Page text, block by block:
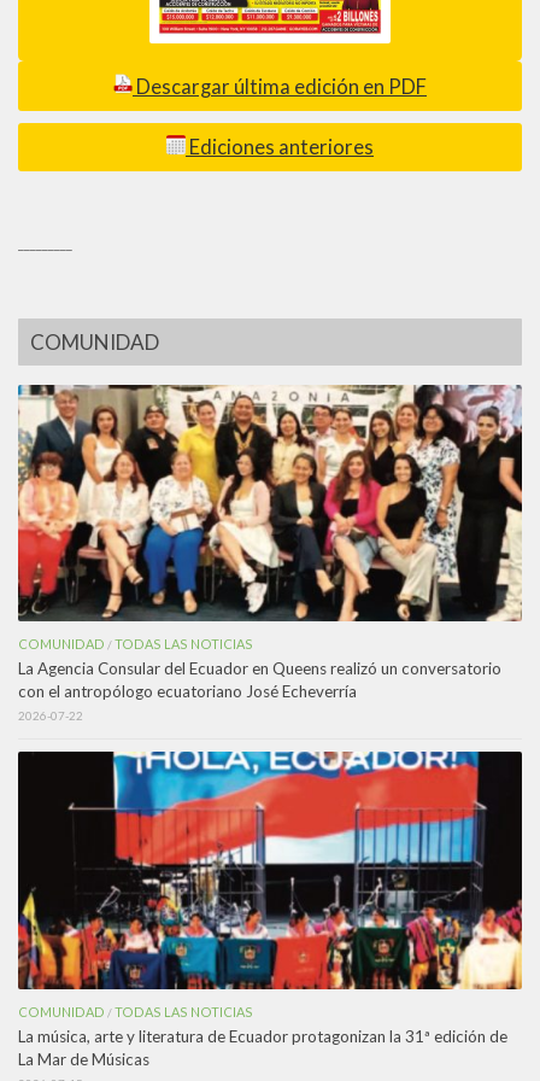
Descargar última edición en PDF
Ediciones anteriores
COMUNIDAD
COMUNIDAD /TODAS LAS NOTICIAS
La Agencia Consular del Ecuador en Queens realizó un conversatorio
con el antropólogo ecuatoriano José Echeverría
2026-07-22
COMUNIDAD /TODAS LAS NOTICIAS
La música, arte y literatura de Ecuador protagonizan la 31ª edición de
La Mar de Músicas